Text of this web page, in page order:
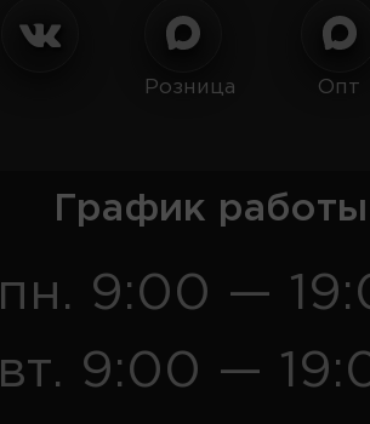
Розница Опт
График
пн. 9:00 —
вт. 9:00 —